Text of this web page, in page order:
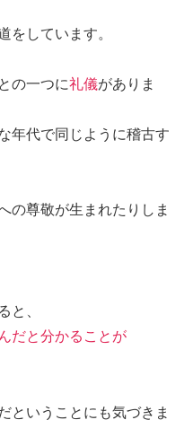
をしています。
の一つに礼儀がありま
年代で同じように稽古す
の尊敬が生まれたりしま
と、
だと分かることが
ということにも気づきま